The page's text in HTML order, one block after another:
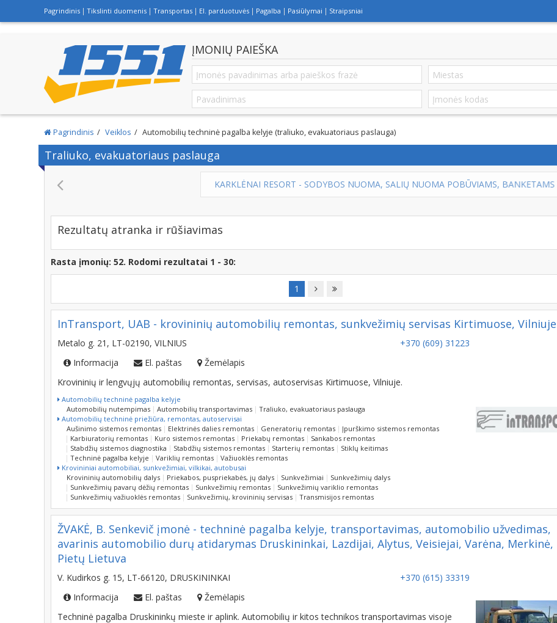
Pagrindinis Tikslinti duomenis Transportas El. parduotuvės Pagalba Pasiūlymai Straipsniai
ĮMONIŲ PAIEŠKA
Pagrindinis Veiklos Automobilių techninė pagalba kelyje (traliuko, evakuatoriaus paslauga)
Traliuko, evakuatoriaus paslauga
KARKLĖNAI RESORT - SODYBOS NUOMA, SALIŲ NUOMA POBŪVIAMS, BANKETAMS VESTUVĖMS VILNIAUS RAJONE
Rezultatų atranka ir rūšiavimas
Rasta įmonių: 52. Rodomi rezultatai 1 - 30:
1
InTransport, UAB - krovininių automobilių remontas, sunkvežimių servisas Kirtimuose, Vilniuje
Metalo g. 21, LT-02190, VILNIUS
+370 (609) 31223
Informacija
El. paštas
Krovininių ir lengvųjų automobilių remontas, servisas, autoservisas Kirtimuose, Vilniuje.
Automobilių techninė pagalba kelyje
Automobilių nutempimas
Automobilių transportavimas
Automobilių techninė priežiūra, remontas, autoservisai
Aušinimo sistemos remontas
Elektrinės dalies remontas
Įpurškimo sistemos remontas
Karbiuratorių remontas
Kuro sistemos remontas Priekabų remontas
Sankabos remontas
Stabdžių sistemos diagnostika
Stabdžių sistemos remontas Starterių remontas
Stiklų keitimas
Techninė pagalba kelyje
Variklių remontas
Važiuoklės remontas
Krovininiai automobiliai, sunkvežimiai, vilkikai, autobusai
Krovininių automobilių dalys
Priekabos, puspriekabės, jų dalys
Sunkvežimių pavarų dėžių remontas
Sunkvežimių remontas
Sunkvežimių variklio remontas
Sunkvežimių važiuoklės remontas
Sunkvežimių, krovininių servisas Transmisijos remontas
ŽVAKĖ, B. Senkevič įmonė - techninė pagalba kelyje, transportavimas, automobilio užvedimas,
avarinis automobilio durų atidarymas Druskininkai, Lazdijai, Alytus, Veisiejai, Varėna, Merkinė,
Pietų Lietuva
V. Kudirkos g. 15, LT-66120, DRUSKININKAI
Informacija
El. paštas
Žemėlapis
Techninė pagalba Druskininkų mieste ir aplink. Automobilių ir kitos technikos transportavimas visoje
Lietuvoje, priekabų nuoma.